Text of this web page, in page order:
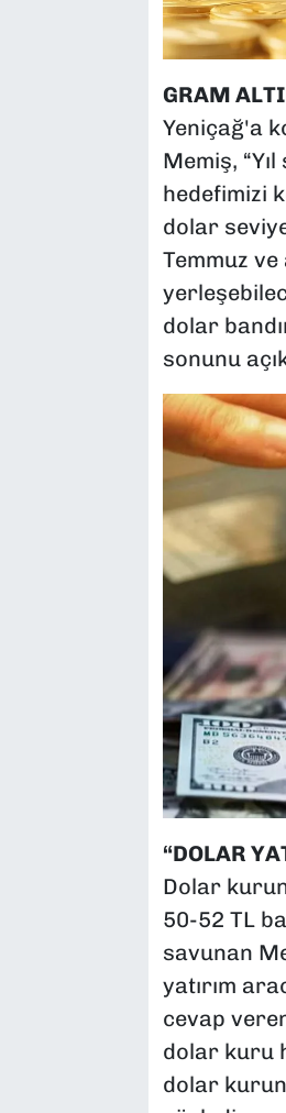
GRAM
Yeniçağ'a
Memiş,
hedefimizi
dolar
Temmuz
dolar
sonunu
“DOLAR
Dolar
50-52 TL
savunan
yatırım
cevap
dolar kuru
dolar